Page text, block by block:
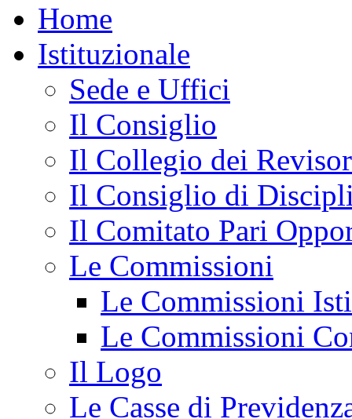
Home
Istituzionale
Sede e Uffici
Il Consiglio
Il Collegio dei
Il Consiglio di
Il Comitato Pari
Le Commissioni
Le Commissioni
Le Commissioni
Il Logo
Le Casse di